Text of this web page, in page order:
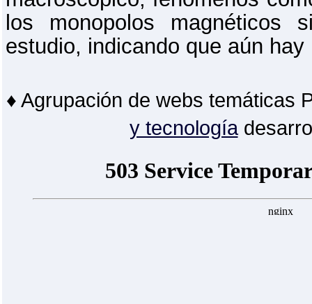
los monopolos magnéticos
estudio, indicando que aún
♦ Agrupación de webs temáticas
y tecnología